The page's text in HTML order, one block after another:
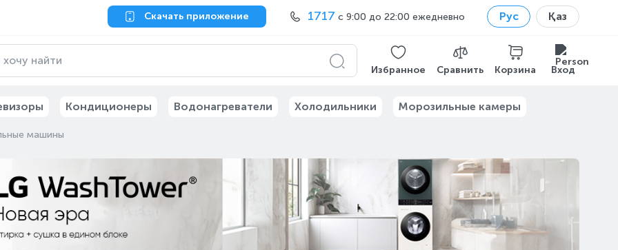
Скачать приложение 1717 с 9:00 до 22:00 ежедневно Рус Қаз
Избранное Сравнить Корзина Вход
Кондиционеры Водонагреватели Холодильники Морозильные камеры
машины